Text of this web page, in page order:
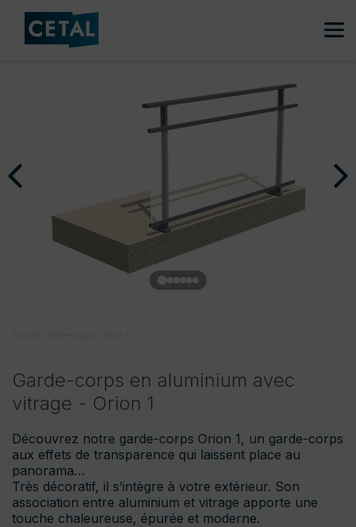
Garde-corps en aluminium avec
vitrage - Orion 1
Découvrez notre garde-corps Orion 1, un garde-corps
aux effets de transparence qui laissent place au
panorama…
Très décoratif, il s’intègre à votre extérieur. Son
association entre aluminium et vitrage apporte une
touche chaleureuse, épurée et moderne.